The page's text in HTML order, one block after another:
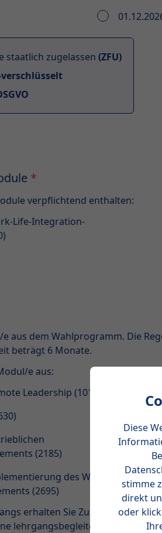
staatlich zugelassen (ZFU)
verschlüsselt
*
verpflichtend enthalten:
Life-Integration-
aus dem Wahlprogramm. Die
beträgt 6 Monate.
e aus:
Leadership (10105)
(2185)
des Work-Life-
(2695)
erhalten Sie Zugang zum
lehrgangsbegleitende Prüfung
Diese
stimme
direkt
oder